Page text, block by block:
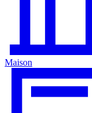
Maison